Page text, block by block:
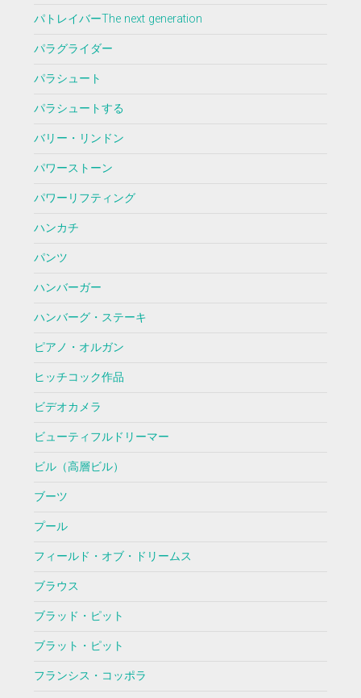
パトレイバーThe next generation
パラグライダー
パラシュート
パラシュートする
バリー・リンドン
パワーストーン
パワーリフティング
ハンカチ
パンツ
ハンバーガー
ハンバーグ・ステーキ
ピアノ・オルガン
ヒッチコック作品
ビデオカメラ
ビューティフルドリーマー
ビル（高層ビル）
ブーツ
プール
フィールド・オブ・ドリームス
ブラウス
ブラッド・ピット
ブラット・ピット
フランシス・コッポラ